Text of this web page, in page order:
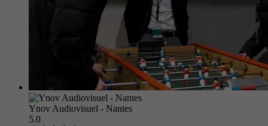
Ynov Audiovisuel - Nantes
5.0